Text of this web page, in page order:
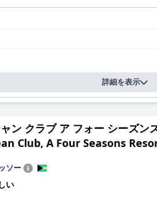
詳細を表示
ン クラブ ア フォー シーズン
Club, A Four Seasons
ソー
い